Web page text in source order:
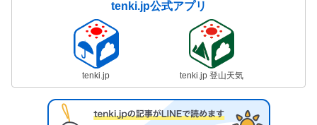
tenki.jp公式アプリ
tenki.jp tenki.jp 登山天気